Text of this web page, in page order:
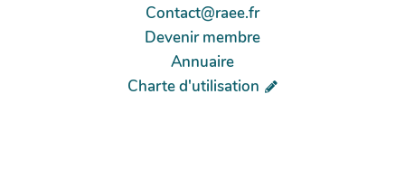
Contact@raee.fr
Devenir membre
Annuaire
Charte d'utilisation